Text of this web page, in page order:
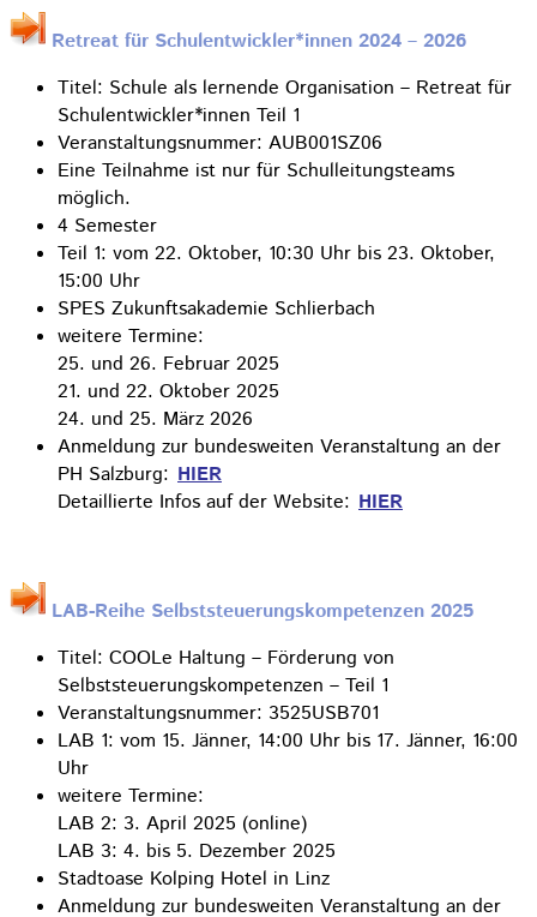
Retreat für Schulentwickler*innen 2024 – 2026
Titel: Schule als lernende Organisation – Retreat für
Schulentwickler*innen Teil 1
Veranstaltungsnummer: AUB001SZ06
Eine Teilnahme ist nur für Schulleitungsteams
möglich.
4 Semester
Teil 1: vom 22. Oktober, 10:30 Uhr bis 23. Oktober,
15:00 Uhr
SPES Zukunftsakademie Schlierbach
weitere Termine:
25. und 26. Februar 2025
21. und 22. Oktober 2025
24. und 25. März 2026
Anmeldung zur bundesweiten Veranstaltung an der
PH Salzburg: HIER
Detaillierte Infos auf der Website: HIER
LAB-Reihe Selbststeuerungskompetenzen 2025
Titel: COOLe Haltung – Förderung von
Selbststeuerungskompetenzen – Teil 1
Veranstaltungsnummer: 3525USB701
LAB 1: vom 15. Jänner, 14:00 Uhr bis 17. Jänner, 16:00
Uhr
weitere Termine:
LAB 2: 3. April 2025 (online)
LAB 3: 4. bis 5. Dezember 2025
Stadtoase Kolping Hotel in Linz
Anmeldung zur bundesweiten Veranstaltung an der